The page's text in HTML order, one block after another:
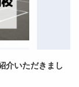
介いただきまし